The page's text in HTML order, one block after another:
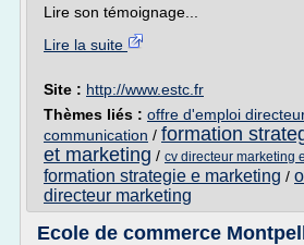
Lire son témoignage...
Lire la suite
Site : http://www.estc.fr
Thèmes liés : offre d'emploi
communication / formation
et marketing / cv directeur marketing
formation strategie e marketing /
directeur marketing
Ecole de commerce